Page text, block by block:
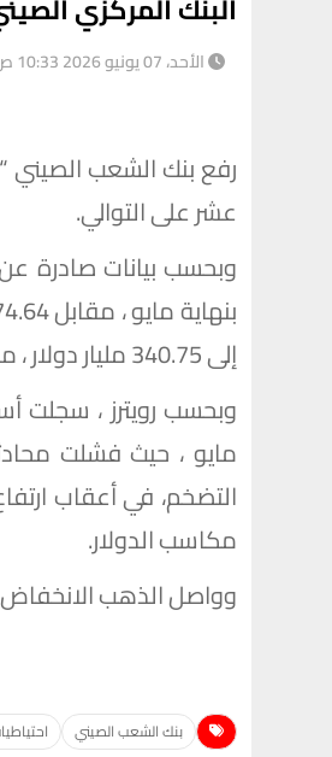
الأحد، 07 يونيو 2026 10:33 ص
رفع بنك الشعب الصيني
عشر على التوالي.
إلى 340.75 مليار دولار ، مقابل 344.17 مليار دولار.
وبحسب رويترز ، سجلت
مايو ، حيث فشلت
التضخم، في أعقاب
مكاسب الدولار.
وواصل الذهب الانخفاض في
بنك الشعب الصيني